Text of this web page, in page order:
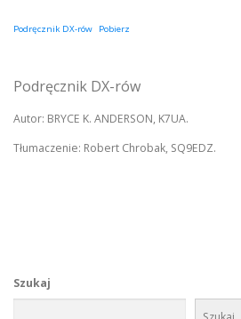
Podręcznik DX-rów Pobierz
Podręcznik DX-rów
Autor: BRYCE K. ANDERSON, K7UA.
Tłumaczenie: Robert Chrobak, SQ9EDZ.
Szukaj